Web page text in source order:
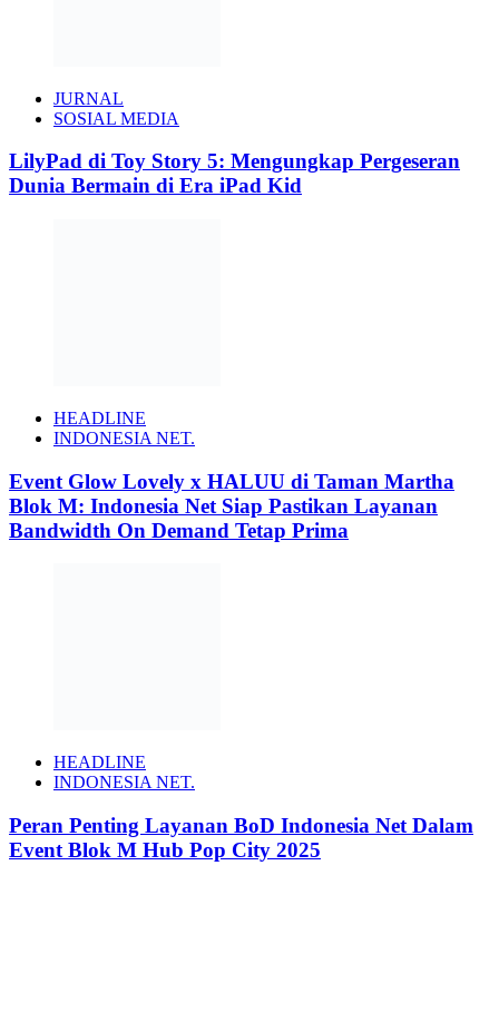
JURNAL
SOSIAL MEDIA
LilyPad di Toy Story 5: Mengungkap Pergeseran
Dunia Bermain di Era iPad Kid
HEADLINE
INDONESIA NET.
Event Glow Lovely x HALUU di Taman Martha
Blok M: Indonesia Net Siap Pastikan Layanan
Bandwidth On Demand Tetap Prima
HEADLINE
INDONESIA NET.
Peran Penting Layanan BoD Indonesia Net Dalam
Event Blok M Hub Pop City 2025